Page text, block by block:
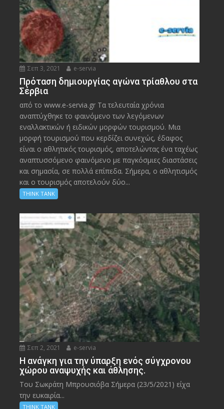
Σεπ 3, 2021 e-servia
Πρόταση δημιουργίας αγώνα τρίαθλου στα
Σέρβια
από το www.e-servia.gr Τα τελευταία χρόνια
αναπτύχθηκε το φαινόμενο των λεγόμενων
εναλλακτικών ή ειδικών μορφών τουρισμού. Μια
μορφή τουρισμού που κερδίζει συνεχώς, έδαφος
είναι ο αθλητικός τουρισμός, αποτελώντας ένα ταχέως
αναπτυσσόμενο φαινόμενο με παγκόσμιες διαστάσεις
και σημασία, σε πολλά επίπεδα. Σήμερα, ο αθλητισμός
και ο τουρισμός αποτελούν δύο...
THINK TANK
Σεπ 2, 2021 e-servia
Η ανάγκη για την ύπαρξη ενός σύγχρονου
χώρου αναψυχής και άθλησης.
Του Σωκράτη Μπρουσιόβα Σήμερα (23/5/2021) είχα
την ευκαιρία...
THINK TANK